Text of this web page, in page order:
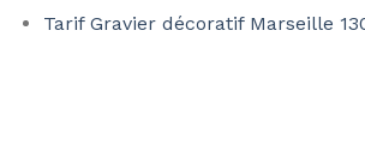
Tarif Gravier décoratif Marseille